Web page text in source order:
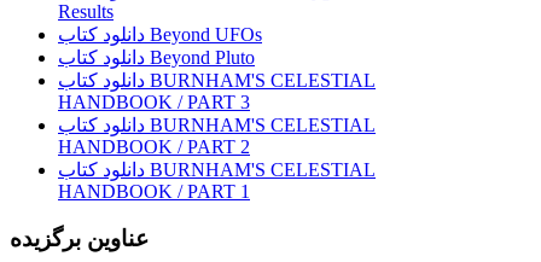
Results
دانلود کتاب Beyond UFOs
دانلود کتاب Beyond Pluto
دانلود کتاب BURNHAM'S CELESTIAL
HANDBOOK / PART 3
دانلود کتاب BURNHAM'S CELESTIAL
HANDBOOK / PART 2
دانلود کتاب BURNHAM'S CELESTIAL
HANDBOOK / PART 1
عناوین برگزیده